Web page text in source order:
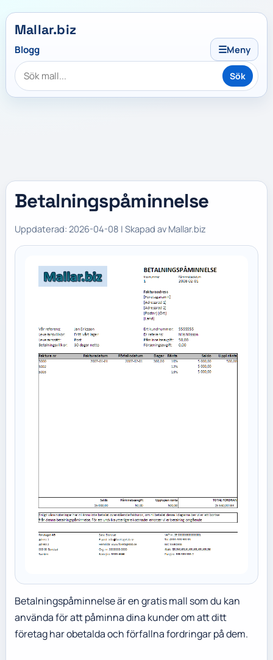
Mallar.biz
Blogg ☰Meny
Sök
Betalningspåminnelse
Uppdaterad: 2026-04-08 | Skapad av Mallar.biz
Betalningspåminnelse är en gratis mall som du kan
använda för att påminna dina kunder om att ditt
företag har obetalda och förfallna fordringar på dem.